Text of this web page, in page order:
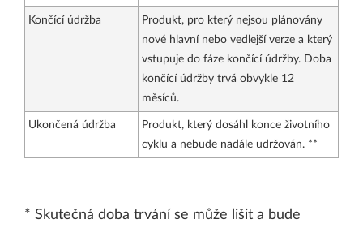
Končící údržba
Produkt, pro který nejsou plánovány
nové hlavní nebo vedlejší verze a který
vstupuje do fáze končící údržby. Doba
končící údržby trvá obvykle 12
měsíců.
Ukončená údržba
Produkt, který dosáhl konce životního
cyklu a nebude nadále udržován. **
* Skutečná doba trvání se může lišit a bude